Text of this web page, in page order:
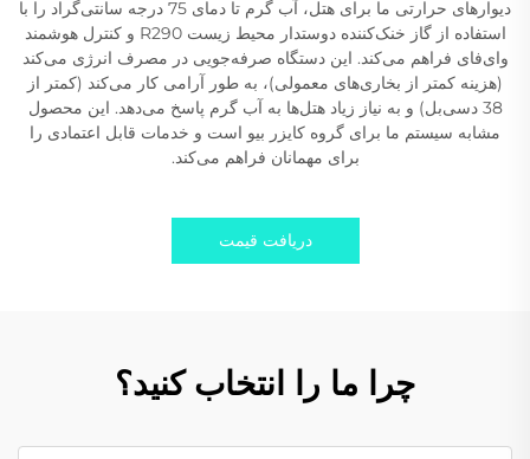
دیوارهای حرارتی ما برای هتل، آب گرم تا دمای 75 درجه سانتی‌گراد را با
استفاده از گاز خنک‌کننده دوستدار محیط زیست R290 و کنترل هوشمند
وای‌فای فراهم می‌کند. این دستگاه صرفه‌جویی در مصرف انرژی می‌کند
(هزینه کمتر از بخاری‌های معمولی)، به طور آرامی کار می‌کند (کمتر از
38 دسی‌بل) و به نیاز زیاد هتل‌ها به آب گرم پاسخ می‌دهد. این محصول
مشابه سیستم ما برای گروه کایزر بیو است و خدمات قابل اعتمادی را
برای مهمانان فراهم می‌کند.
دریافت قیمت
چرا ما را انتخاب کنید؟